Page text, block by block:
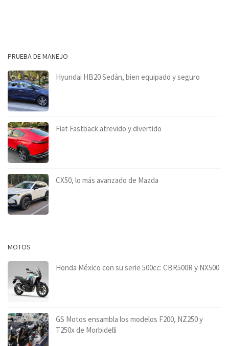
PRUEBA DE MANEJO
Hyundai HB20 Sedán, bien equipado y seguro
Fiat Fastback atrevido y divertido
CX50, lo más avanzado de Mazda
MOTOS
Honda México con su serie 500cc: CBR500R y NX500
GS Motos ensambla los modelos F200, NZ250 y
T250x de Morbidelli